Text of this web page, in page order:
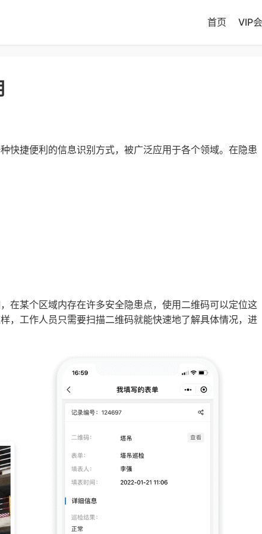
首页 VIP
快捷便利的信息识别方式，被广泛应用于各个领域。在隐患
在某个区域内存在许多安全隐患点，使用二维码可以定位这
，工作人员只需要扫描二维码就能快速地了解具体情况，进